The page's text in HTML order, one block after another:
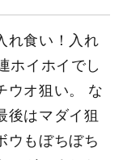
れ食い！入れ
ホイホイでし
ウオ狙い。 な
後はマダイ狙
ウもぼちぼち